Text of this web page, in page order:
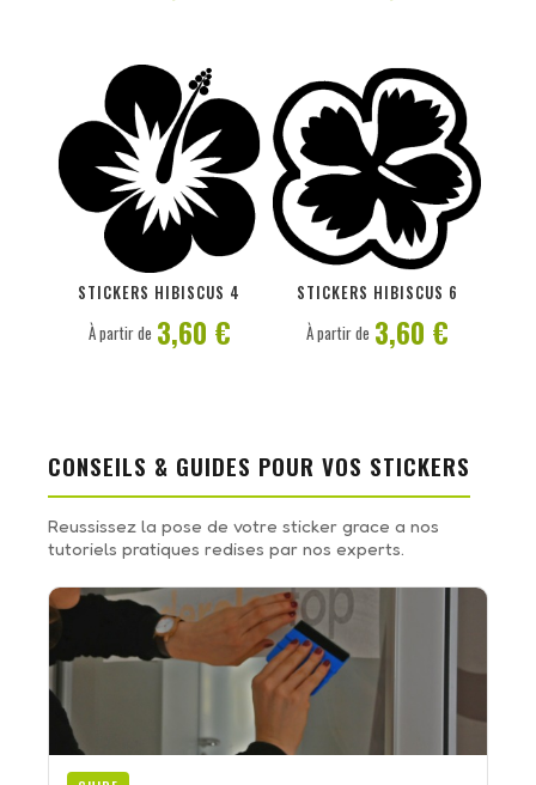
STICKERS HIBISCUS 4
PERSONNALISER
À partir de 3,60 €
STICKERS HIBISCUS 6
PERSONNALISER
À partir de 3,60 €
CONSEILS & GUIDES POUR VOS STICKERS
Reussissez la pose de votre sticker grace a nos
tutoriels pratiques redises par nos experts.